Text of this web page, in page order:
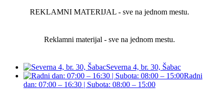
REKLAMNI MATERIJAL - sve na jednom mestu.
Reklamni materijal - sve na jednom mestu.
Severna 4, br. 30, Šabac
Radni
dan: 07:00 – 16:30 | Subota: 08:00 – 15:00